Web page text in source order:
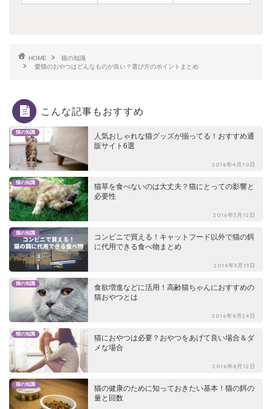
HOME
猫の知識
愛猫のおやつはどんなものが良い？選び方のポイントまとめ
こんな記事もおすすめ
猫の知識
人気おしゃれな猫グッズが揃ってる！おすすめ通
販サイト6選
2016年4月10日
猫の知識
猫草を食べないのは大丈夫？猫にとっての影響と
必要性
2016年3月12日
猫の知識
コンビニで買える！キャットフード以外で猫の餌
に代用できる食べ物まとめ
2016年3月13日
猫の知識
食欲増進などに活用！高齢猫ちゃんにおすすめの
猫おやつとは
2016年8月24日
猫の知識
猫におやつは必要？おやつをあげて良い場合＆ダ
メな場合
2016年8月12日
猫の知識
猫の健康のために知っておきたい基本！猫の餌の
量と回数